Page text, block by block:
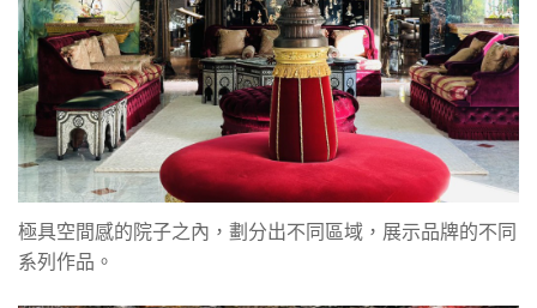
極具空間感的院子之內，劃分出不同區域，展示品牌的不同
系列作品。